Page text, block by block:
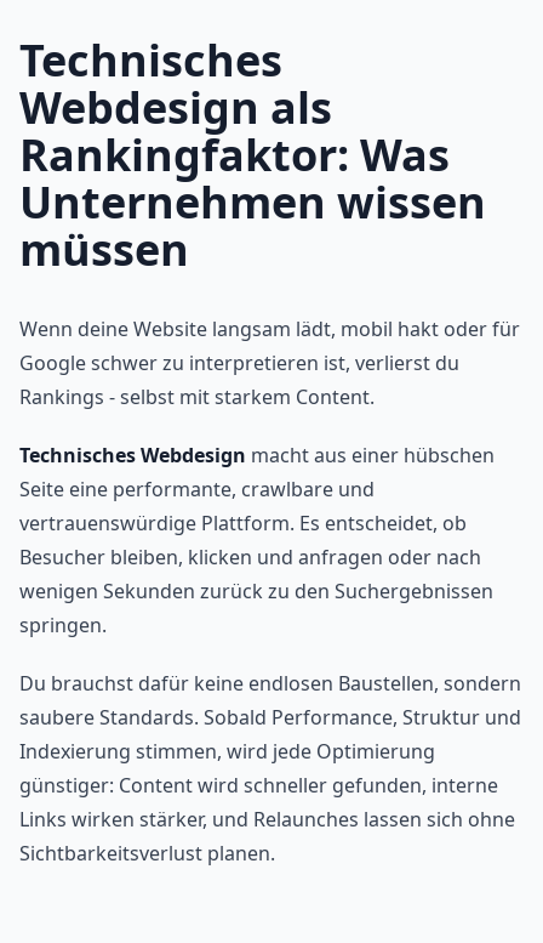
Technisches
Webdesign als
Rankingfaktor: Was
Unternehmen wissen
müssen
Wenn deine Website langsam lädt, mobil hakt oder für
Google schwer zu interpretieren ist, verlierst du
Rankings - selbst mit starkem Content.
Technisches Webdesign macht aus einer hübschen
Seite eine performante, crawlbare und
vertrauenswürdige Plattform. Es entscheidet, ob
Besucher bleiben, klicken und anfragen oder nach
wenigen Sekunden zurück zu den Suchergebnissen
springen.
Du brauchst dafür keine endlosen Baustellen, sondern
saubere Standards. Sobald Performance, Struktur und
Indexierung stimmen, wird jede Optimierung
günstiger: Content wird schneller gefunden, interne
Links wirken stärker, und Relaunches lassen sich ohne
Sichtbarkeitsverlust planen.